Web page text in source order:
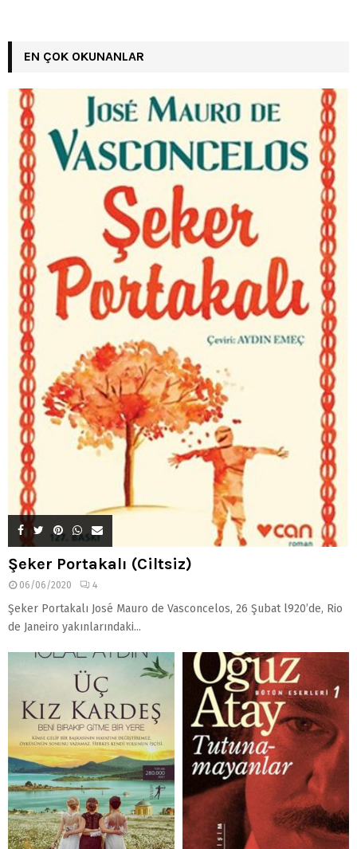
EN ÇOK OKUNANLAR
Şeker Portakalı (Ciltsiz)
06/06/2020 4
Şeker Portakalı José Mauro de Vasconcelos, 26 Şubat l920’de, Rio
de Janeiro yakınlarındaki...